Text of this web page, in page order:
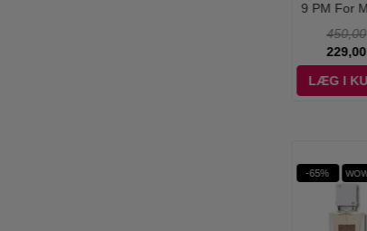
9 PM For
450,00
229,00
LÆG I
-65%